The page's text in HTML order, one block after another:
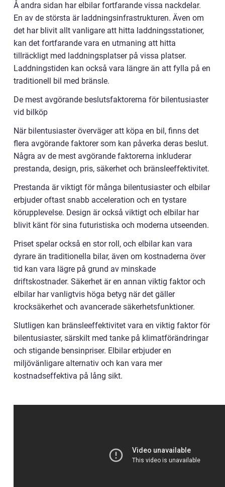
Å andra sidan har elbilar fortfarande vissa nackdelar.
En av de största är laddningsinfrastrukturen. Även om
det har blivit allt vanligare att hitta laddningsstationer,
kan det fortfarande vara en utmaning att hitta
tillräckligt med laddningsplatser på vissa platser.
Laddningstiden kan också vara längre än att fylla på en
traditionell bil med bränsle.
De mest avgörande beslutsfaktorerna för bilentusiaster
vid bilköp
När bilentusiaster överväger att köpa en bil, finns det
flera avgörande faktorer som kan påverka deras beslut.
Några av de mest avgörande faktorerna inkluderar
prestanda, design, pris, säkerhet och bränsleeffektivitet.
Prestanda är viktigt för många bilentusiaster och elbilar
erbjuder oftast snabb acceleration och en tystare
körupplevelse. Design är också viktigt och elbilar har
blivit känt för sina futuristiska och moderna utseenden.
Priset spelar också en stor roll, och elbilar kan vara
dyrare än traditionella bilar, även om kostnaderna över
tid kan vara lägre på grund av minskade
driftskostnader. Säkerhet är en annan viktig faktor och
elbilar har vanligtvis höga betyg när det gäller
krocksäkerhet och avancerade säkerhetsfunktioner.
Slutligen kan bränsleeffektivitet vara en viktig faktor för
bilentusiaster, särskilt med tanke på klimatförändringar
och stigande bensinpriser. Elbilar erbjuder en
miljövänligare alternativ och kan vara mer
kostnadseffektiva på lång sikt.